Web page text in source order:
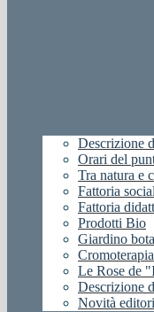
Descrizione
Orari del
Tra natura e
Fattoria
Fattoria
Prodotti Bio
Giardino
Cromoterapia
Le Rose de
Descrizione
Novità